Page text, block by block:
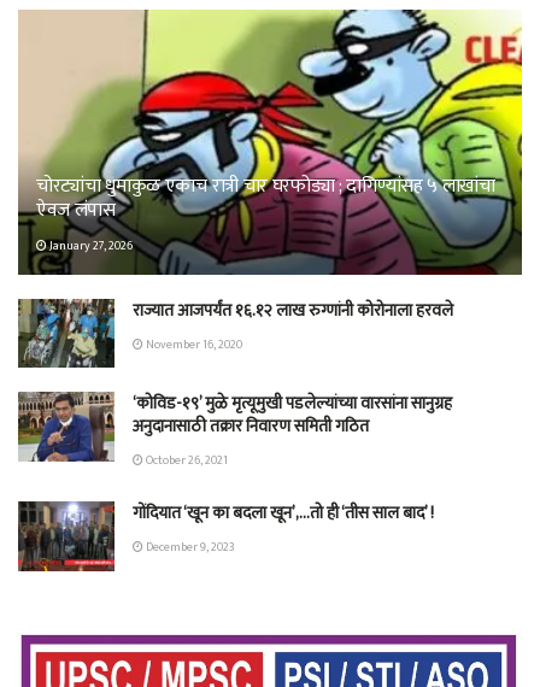
चोरट्यांचा धुमाकुळ एकाच रात्री चार घरफोड्या ; दागिण्यांसह ५ लाखांचा
ऐवज लंपास
January 27, 2026
राज्यात आजपर्यंत १६.१२ लाख रुग्णांनी कोरोनाला हरवले
November 16, 2020
‘कोविड-१९’ मुळे मृत्यूमुखी पडलेल्यांच्या वारसांना सानुग्रह
अनुदानासाठी तक्रार निवारण समिती गठित
October 26, 2021
गोंदियात ‘खून का बदला खून’,…तो ही ‘तीस साल बाद’ !
December 9, 2023